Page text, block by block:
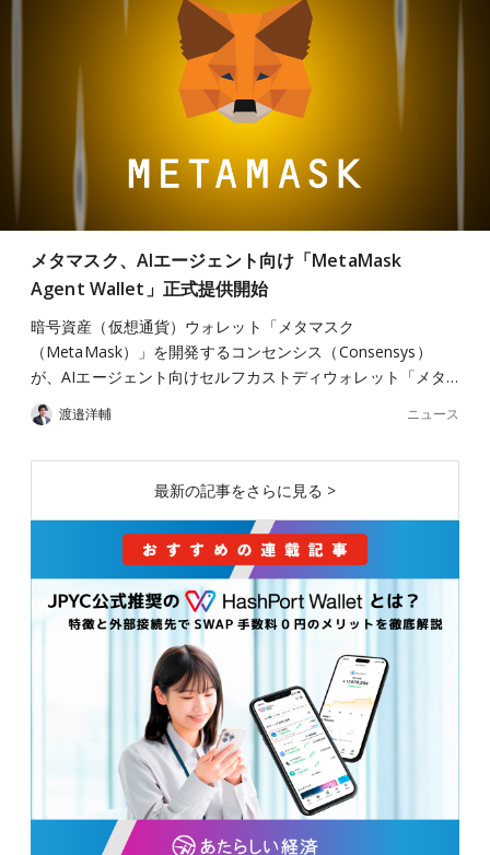
メタマスク、AIエージェント向け「MetaMask
Agent Wallet」正式提供開始
暗号資産（仮想通貨）ウォレット「メタマスク
（MetaMask）」を開発するコンセンシス（Consensys）
が、AIエージェント向けセルフカストディウォレット「メタ…
渡邉洋輔 ニュース
最新の記事をさらに見る >